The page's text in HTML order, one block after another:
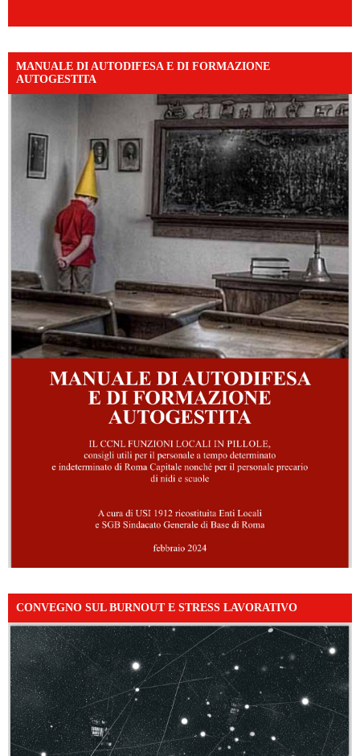
MANUALE DI AUTODIFESA E DI FORMAZIONE
AUTOGESTITA
CONVEGNO SUL BURNOUT E STRESS LAVORATIVO